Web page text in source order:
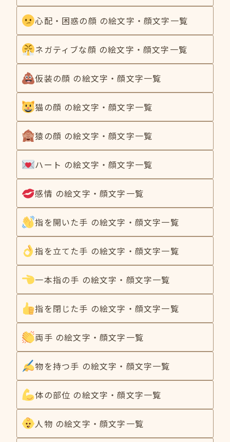
心配・困惑の顔 の絵文字・顔文字一覧
ネガティブな顔 の絵文字・顔文字一覧
仮装の顔 の絵文字・顔文字一覧
猫の顔 の絵文字・顔文字一覧
猿の顔 の絵文字・顔文字一覧
ハート の絵文字・顔文字一覧
感情 の絵文字・顔文字一覧
指を開いた手 の絵文字・顔文字一覧
指を立てた手 の絵文字・顔文字一覧
一本指の手 の絵文字・顔文字一覧
指を閉じた手 の絵文字・顔文字一覧
両手 の絵文字・顔文字一覧
物を持つ手 の絵文字・顔文字一覧
体の部位 の絵文字・顔文字一覧
人物 の絵文字・顔文字一覧